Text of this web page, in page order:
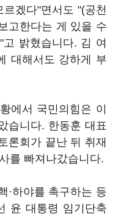
겠다"면서도 "(공천
고한다는 게 있을 수
밝혔습니다. 김 여
대해서도 강하게 부
에서 국민의힘은 이
습니다. 한동훈 대표
론회가 끝난 뒤 취재
를 빠져나갔습니다.
·하야를 촉구하는 등
윤 대통령 임기단축